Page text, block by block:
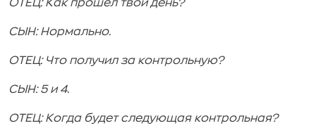
ОТЕЦ: Как прошел твой день?
СЫН: Нормально.
ОТЕЦ: Что получил за контрольную?
СЫН: 5 и 4.
ОТЕЦ: Когда будет следующая контрольная?